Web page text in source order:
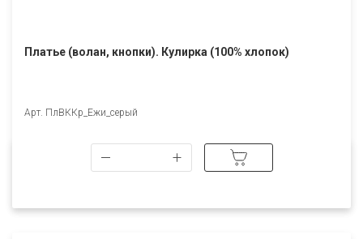
Платье (волан, кнопки). Кулирка (100% хлопок)
Арт. ПлВККр_Ежи_серый